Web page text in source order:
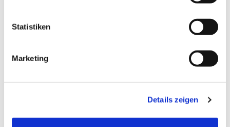
Statistiken
Marketing
Details zeigen